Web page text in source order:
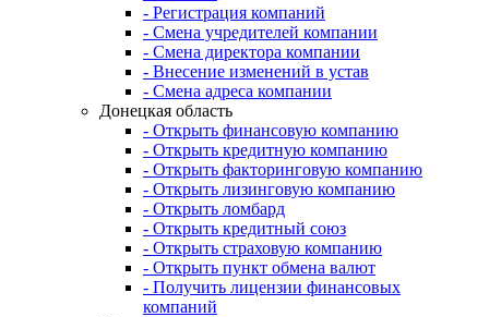
- Регистрация компаний
- Смена учредителей компании
- Смена директора компании
- Внесение изменений в устав
- Смена адреса компании
Донецкая область
- Открыть финансовую компанию
- Открыть кредитную компанию
- Открыть факторинговую компанию
- Открыть лизинговую компанию
- Открыть ломбард
- Открыть кредитный союз
- Открыть страховую компанию
- Открыть пункт обмена валют
- Получить лицензии финансовых
компаний